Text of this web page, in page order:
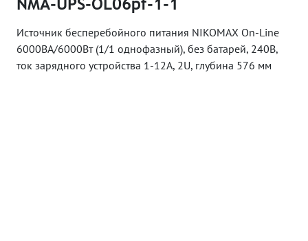
Источник бесперебойного питания NIKOMAX On-Line
6000ВА/6000Вт (1/1 однофазный), без батарей, 240В,
ток зарядного устройства 1-12А, 2U, глубина 576 мм